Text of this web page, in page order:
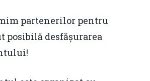
partenerilor pentru
posibilă desfășurarea